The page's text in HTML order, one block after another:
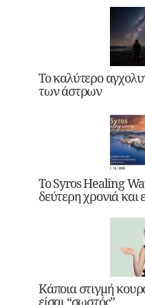
Το καλύτερο
των άστρων
Το Syros Healing
δεύτερη χρονιά και
Κάποια στιγμή